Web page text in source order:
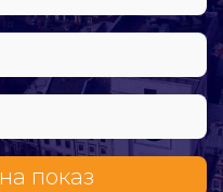
показ